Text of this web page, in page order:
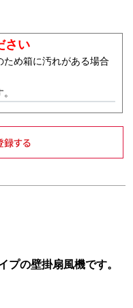
さい
め箱に汚れがある場合
プの壁掛扇風機です。